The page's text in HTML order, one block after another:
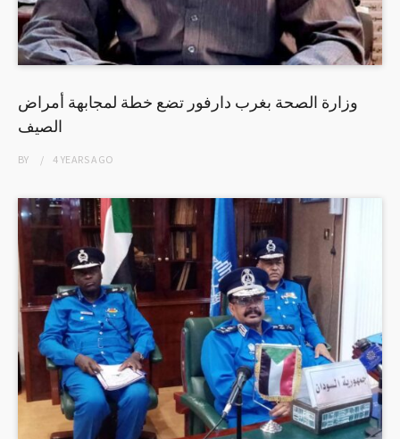
وزارة الصحة بغرب دارفور تضع خطة لمجابهة أمراض
الصيف
BY 4 YEARSAGO